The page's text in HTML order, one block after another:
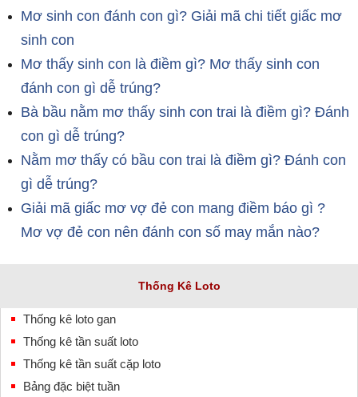
Mơ sinh con đánh con gì? Giải mã chi tiết giấc mơ
sinh con
Mơ thấy sinh con là điềm gì? Mơ thấy sinh con
đánh con gì dễ trúng?
Bà bầu nằm mơ thấy sinh con trai là điềm gì? Đánh
con gì dễ trúng?
Nằm mơ thấy có bầu con trai là điềm gì? Đánh con
gì dễ trúng?
Giải mã giấc mơ vợ đẻ con mang điềm báo gì ?
Mơ vợ đẻ con nên đánh con số may mắn nào?
Thống Kê Loto
Thống kê loto gan
Thống kê tần suất loto
Thống kê tần suất cặp loto
Bảng đặc biệt tuần